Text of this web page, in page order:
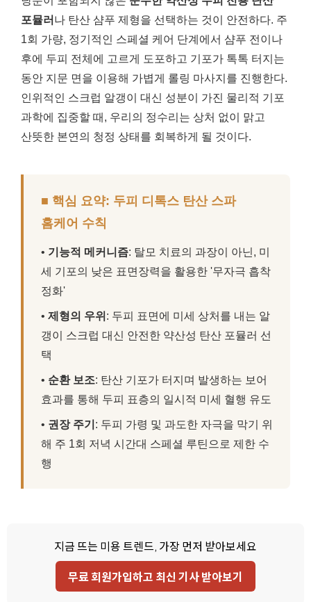
포뮬러 나 탄산 샴푸 제형을 선택하는 것이 안전하다. 주
1회 가량, 정기적인 스페셜 케어 단계에서 샴푸 전이나
후에 두피 전체에 고르게 도포하고 기포가 톡톡 터지는
동안 지문 면을 이용해 가볍게 롤링 마사지를 진행한다.
인위적인 스크럽 알갱이 대신 성분이 가진 물리적 기포
과학에 집중할 때, 우리의 정수리는 상처 없이 맑고
산뜻한 본연의 청정 상태를 회복하게 될 것이다.
■ 핵심 요약: 두피 디톡스 탄산 스파
홈케어 수칙
• 기능적 메커니즘: 탈모 치료의 과장이 아닌, 미
세 기포의 낮은 표면장력을 활용한 '무자극 흡착
정화'
• 제형의 우위 : 두피 표면에 미세 상처를 내는 알
갱이 스크럽 대신 안전한 약산성 탄산 포뮬러 선
택
• 순환 보조: 탄산 기포가 터지며 발생하는 보어
효과를 통해 두피 표층의 일시적 미세 혈행 유도
• 권장 주기 : 두피 가령 및 과도한 자극을 막기 위
해 주 1회 저녁 시간대 스페셜 루틴으로 제한 수
행
지금 뜨는 미용 트렌드, 가장 먼저 받아보세요
무료 회원가입하고 최신 기사 받아보기